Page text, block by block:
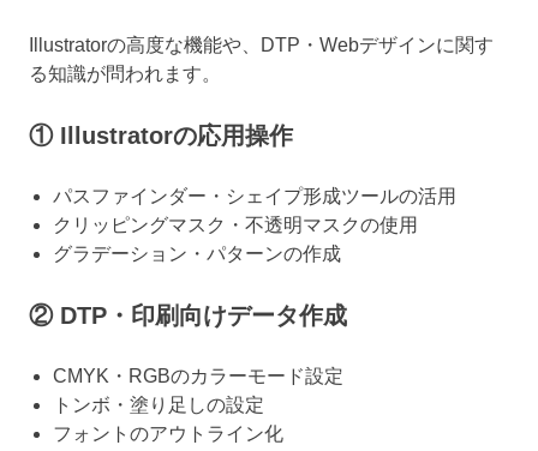
Illustratorの高度な機能や、DTP・Webデザインに関す
る知識が問われます。
① Illustratorの応用操作
パスファインダー・シェイプ形成ツールの活用
クリッピングマスク・不透明マスクの使用
グラデーション・パターンの作成
② DTP・印刷向けデータ作成
CMYK・RGBのカラーモード設定
トンボ・塗り足しの設定
フォントのアウトライン化